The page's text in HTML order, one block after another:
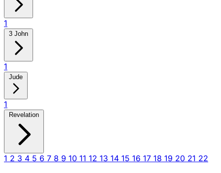
1
3 John
1
Jude
1
Revelation
1 2 3 4 5 6 7 8 9 10 11 12 13 14 15 16 17 18 19 20 21 22